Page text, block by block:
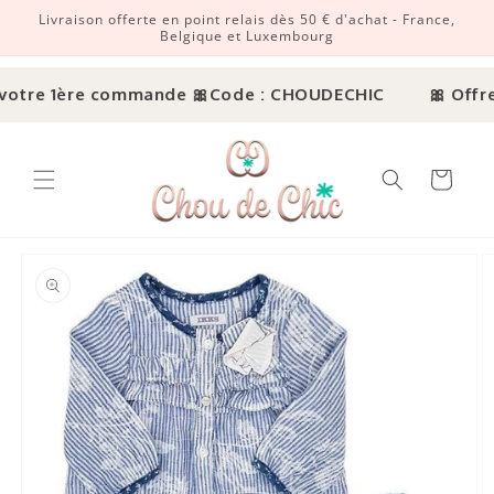
et passer au contenu
Livraison offerte en point relais dès 50 € d'achat - France,
Belgique et Luxembourg
1ère commande 🎀 Code : CHOUDECHIC 🎀 Offre
Panier
informations produits